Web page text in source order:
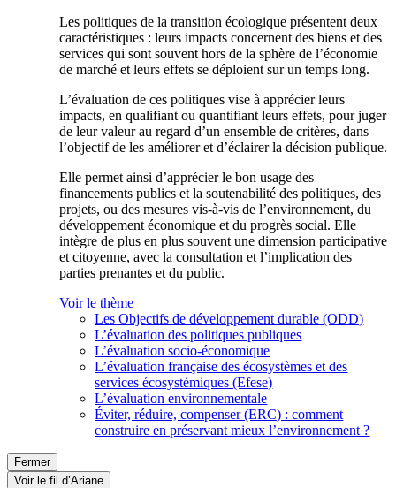
Les politiques de la transition écologique présentent deux
caractéristiques : leurs impacts concernent des biens et des
services qui sont souvent hors de la sphère de l’économie
de marché et leurs effets se déploient sur un temps long.
L’évaluation de ces politiques vise à apprécier leurs
impacts, en qualifiant ou quantifiant leurs effets, pour juger
de leur valeur au regard d’un ensemble de critères, dans
l’objectif de les améliorer et d’éclairer la décision publique.
Elle permet ainsi d’apprécier le bon usage des
financements publics et la soutenabilité des politiques, des
projets, ou des mesures vis-à-vis de l’environnement, du
développement économique et du progrès social. Elle
intègre de plus en plus souvent une dimension participative
et citoyenne, avec la consultation et l’implication des
parties prenantes et du public.
Voir le thème
Les Objectifs de développement durable (ODD)
L’évaluation des politiques publiques
L’évaluation socio-économique
L’évaluation française des écosystèmes et des
services écosystémiques (Efese)
L’évaluation environnementale
Éviter, réduire, compenser (ERC) : comment
construire en préservant mieux l’environnement ?
Fermer
Voir le fil d’Ariane